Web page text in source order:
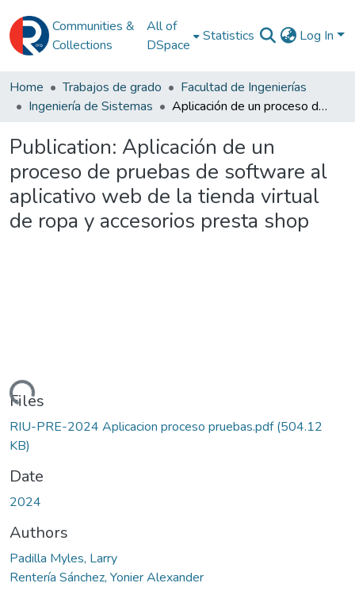
Communities &
Collections
All of
DSpace
Statistics Log In
Home Trabajos de grado
Facultad de Ingenierías
Ingeniería de Sistemas
Aplicación de un proceso de pruebas de software al aplicativo web de la tienda virtual de ropa y accesorios presta shop
Publication: Aplicación de un
proceso de pruebas de software al
aplicativo web de la tienda virtual
de ropa y accesorios presta shop
Files
RIU-PRE-2024 Aplicacion proceso pruebas.pdf(504.12
KB)
Date
2024
Authors
Padilla Myles, Larry
Rentería Sánchez, Yonier Alexander